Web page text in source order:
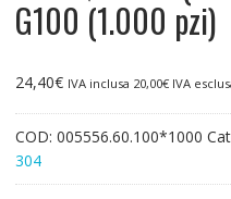
G100 (1.000 pzi)
24,40€ IVA inclusa 20,00€IVA
COD: 005556.60.100*1000
304